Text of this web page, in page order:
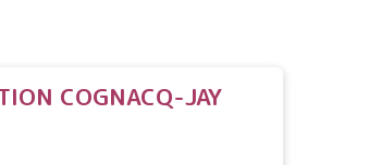
COGNACQ-JAY